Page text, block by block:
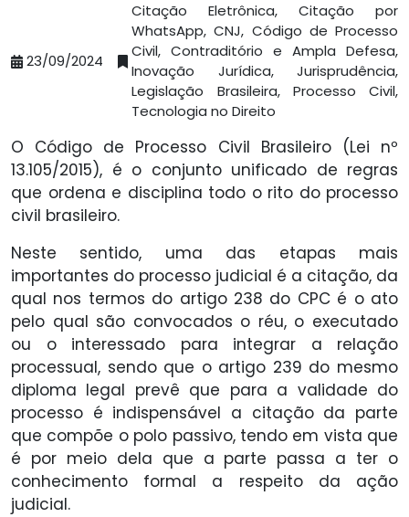
23/09/2024
Citação Eletrônica, Citação por
WhatsApp, CNJ, Código de Processo
Civil, Contraditório e Ampla Defesa,
Inovação Jurídica, Jurisprudência,
Legislação Brasileira, Processo Civil,
Tecnologia no Direito
O Código de Processo Civil Brasileiro (Lei nº
13.105/2015), é o conjunto unificado de regras
que ordena e disciplina todo o rito do processo
civil brasileiro.
Neste sentido, uma das etapas mais
importantes do processo judicial é a citação, da
qual nos termos do artigo 238 do CPC é o ato
pelo qual são convocados o réu, o executado
ou o interessado para integrar a relação
processual, sendo que o artigo 239 do mesmo
diploma legal prevê que para a validade do
processo é indispensável a citação da parte
que compõe o polo passivo, tendo em vista que
é por meio dela que a parte passa a ter o
conhecimento formal a respeito da ação
judicial.